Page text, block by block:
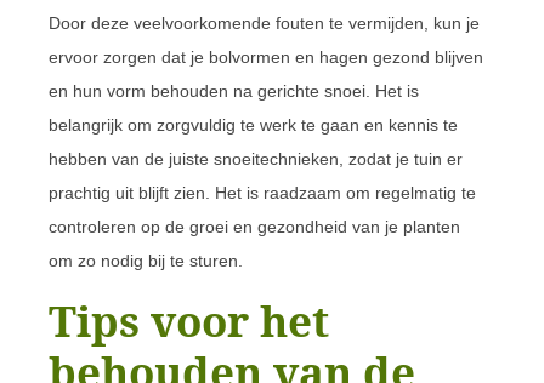
Door deze veelvoorkomende fouten te vermijden, kun je
ervoor zorgen dat je bolvormen en hagen gezond blijven
en hun vorm behouden na gerichte snoei. Het is
belangrijk om zorgvuldig te werk te gaan en kennis te
hebben van de juiste snoeitechnieken, zodat je tuin er
prachtig uit blijft zien. Het is raadzaam om regelmatig te
controleren op de groei en gezondheid van je planten
om zo nodig bij te sturen.
Tips voor het
behouden van de